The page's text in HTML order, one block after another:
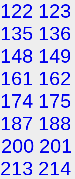
122 123
135 136
148 149
161 162
174 175
187 188
200 201
213 214